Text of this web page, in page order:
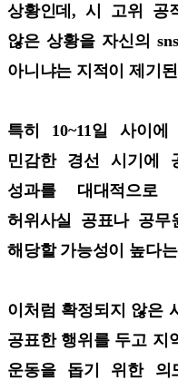
상황인데, 시 고위 공
않은 상황을 자신의
아니냐는 지적이 제기
특히 10~11일 사이에
민감한 경선 시기에
성과를 대대적으로
허위사실 공표나 공무
해당할 가능성이 높다
이처럼 확정되지 않은
공표한 행위를 두고 지
운동을 돕기 위한 의